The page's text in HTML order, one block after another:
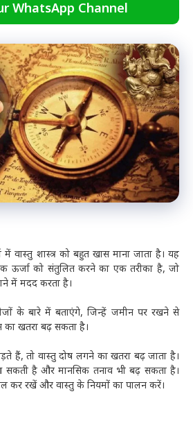
WhatsApp Channel
में वास्तु शास्त्र को बहुत खास माना जाता है। यह
ऊर्जा को संतुलित करने का एक तरीका है, जो
में मदद करता है।
के बारे में बताएंगे, जिन्हें जमीन पर रखने से
का खतरा बढ़ सकता है।
हैं, तो वास्तु दोष लगने का खतरा बढ़ जाता है।
सकती है और मानसिक तनाव भी बढ़ सकता है।
कर रखें और वास्तु के नियमों का पालन करें।